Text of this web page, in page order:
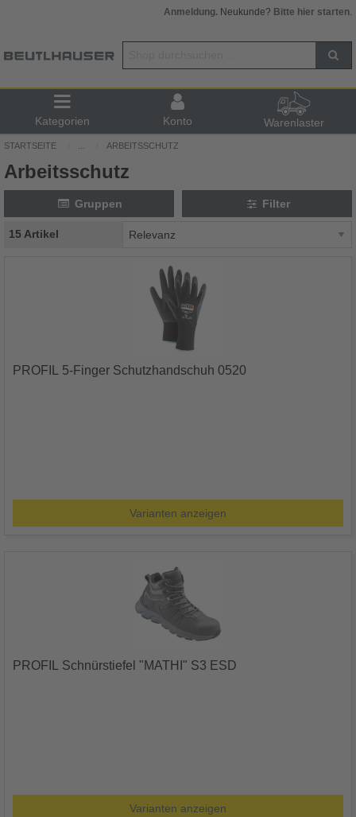
Anmeldung. Neukunde? Bitte hier starten.
Kategorien Konto Warenlaster
STARTSEITE ARBEITSSCHUTZ
Arbeitsschutz
Gruppen Filter
15 Artikel
PROFIL 5-Finger Schutzhandschuh 0520
Varianten anzeigen
PROFIL Schnürstiefel "MATHI" S3 ESD
Varianten anzeigen